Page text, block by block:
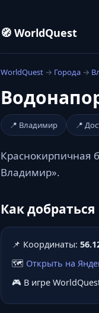
🧭 WorldQuest
WorldQuest → Города →
📍 Владимир 📍
Краснокирпичная
Владимир».
Как добраться
📌 Координаты:
🗺️ Открыть на
🎮 В игре